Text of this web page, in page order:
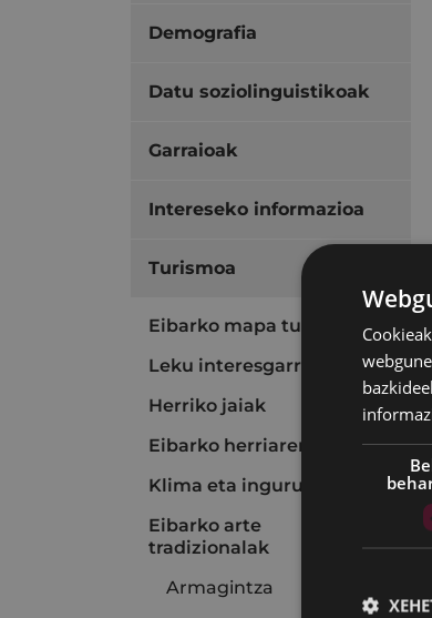
Demografia
Datu soziolinguistikoak
Garraioak
Intereseko informazioa
Turismoa
Eibarko mapa turistikoa
Leku interesgarriak
Herriko jaiak
Eibarko herriaren historia
Klima eta ingurunea
Eibarko arte
tradizionalak
Armagintza